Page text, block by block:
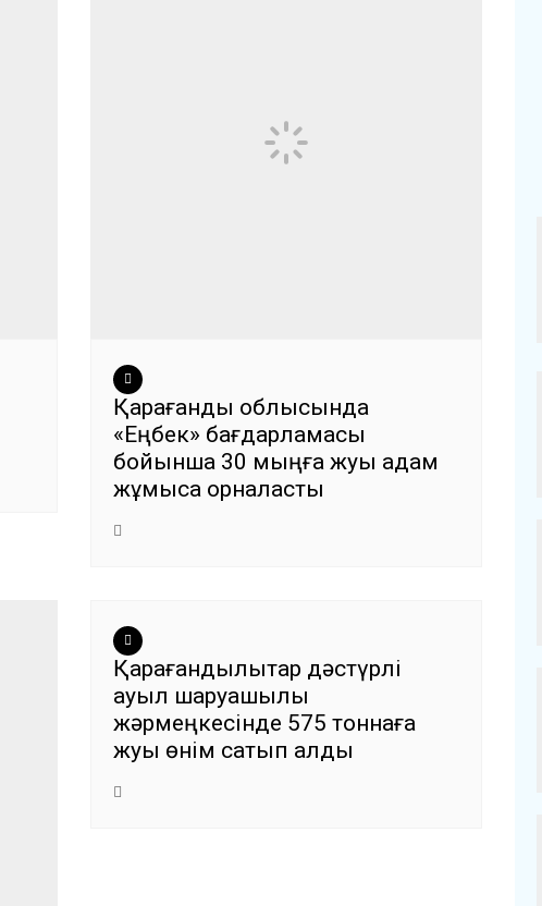
Қарағанды облысында
«Еңбек» бағдарламасы
бойынша 30 мыңға жуық адам
жұмысқа орналасты
Қарағандылықтар дәстүрлі
ауыл шаруашылық
жәрмеңкесінде 575 тоннаға
жуық өнім сатып алды